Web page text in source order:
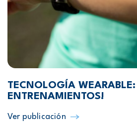
TECNOLOGÍA
ENTRENAMIENTOS!
Ver publicación